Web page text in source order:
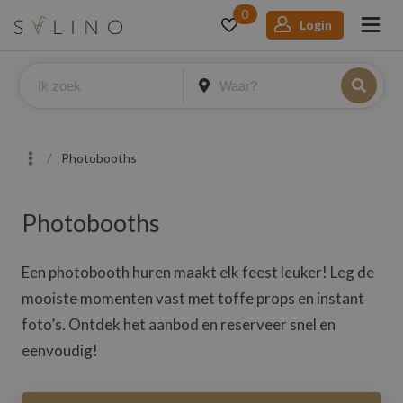
0
Login
Photobooths
Photobooths
Een photobooth huren maakt elk feest leuker! Leg de
mooiste momenten vast met toffe props en instant
foto’s. Ontdek het aanbod en reserveer snel en
eenvoudig!